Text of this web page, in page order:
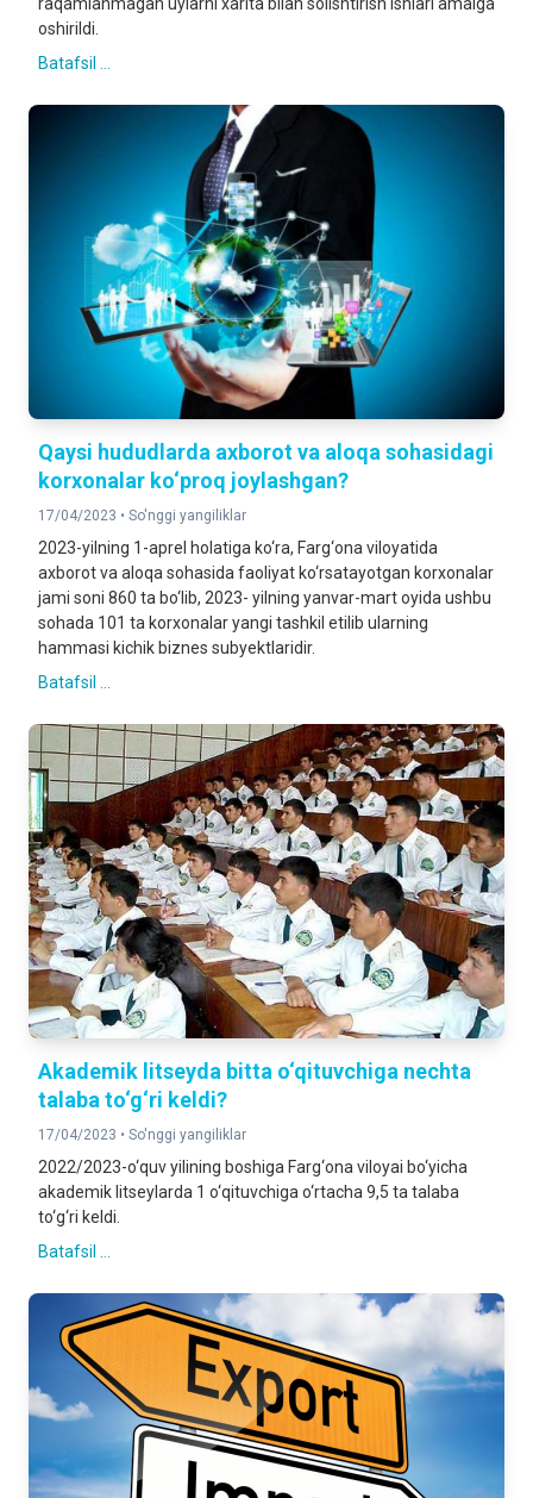
oshirildi.
Batafsil ...
Qaysi hududlarda axborot va aloqa sohasidagi
korxonalar ko‘proq joylashgan?
17/04/2023 • So'nggi yangiliklar
2023-yilning 1-aprel holatiga ko‘ra, Farg‘ona viloyatida
axborot va aloqa sohasida faoliyat ko‘rsatayotgan korxonalar
jami soni 860 ta bo‘lib, 2023- yilning yanvar-mart oyida ushbu
sohada 101 ta korxonalar yangi tashkil etilib ularning
hammasi kichik biznes subyektlaridir.
Batafsil ...
Akademik litseyda bitta o‘qituvchiga nechta
talaba to‘g‘ri keldi?
17/04/2023 • So'nggi yangiliklar
2022/2023-o‘quv yilining boshiga Farg‘ona viloyai bo‘yicha
akademik litseylarda 1 o‘qituvchiga o‘rtacha 9,5 ta talaba
to‘g‘ri keldi.
Batafsil ...